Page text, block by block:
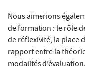
Nous aimerions
de formation : le rôle
de réflexivité, la place
rapport entre la
modalités d’évaluation.